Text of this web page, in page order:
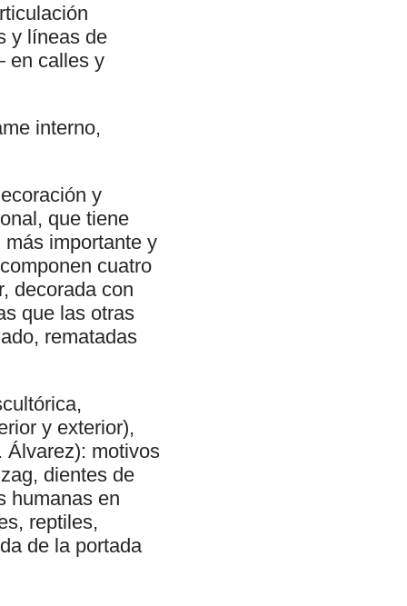
y líneas de
en calles y
interno,
y
que tiene
importante y
cuatro
decorada con
que las otras
rematadas
y exterior),
Álvarez): motivos
dientes de
humanas en
reptiles,
de la portada